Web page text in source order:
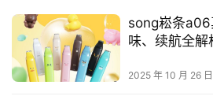
song崧条a06
味、续航全解
2025 年 10 月 26 日